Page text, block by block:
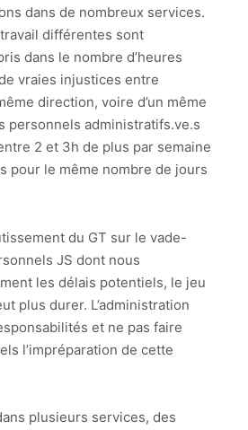
dans de nombreux services.
différentes sont
dans le nombre d’heures
vraies injustices entre
direction, voire d’un même
personnels administratifs.ve.s
2 et 3h de plus par semaine
pour le même nombre de jours
du GT sur le vade-
JS dont nous
les délais potentiels, le jeu
plus durer. L’administration
et ne pas faire
l’impréparation de cette
plusieurs services, des